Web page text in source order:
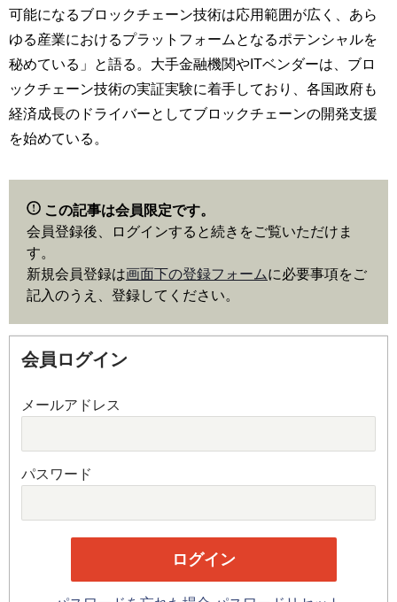
可能になるブロックチェーン技術は応用範囲が広く、あら
ゆる産業におけるプラットフォームとなるポテンシャルを
秘めている」と語る。大手金融機関やITベンダーは、ブロ
ックチェーン技術の実証実験に着手しており、各国政府も
経済成長のドライバーとしてブロックチェーンの開発支援
を始めている。
この記事は会員限定です。
会員登録後、ログインすると続きをご覧いただけま
す。
新規会員登録は画面下の登録フォームに必要事項をご
記入のうえ、登録してください。
会員ログイン
メールアドレス
パスワード